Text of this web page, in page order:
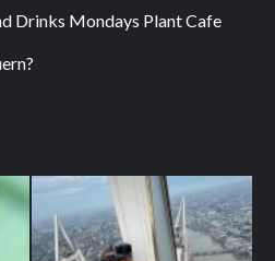
Drinks Mondays Plant Cafe